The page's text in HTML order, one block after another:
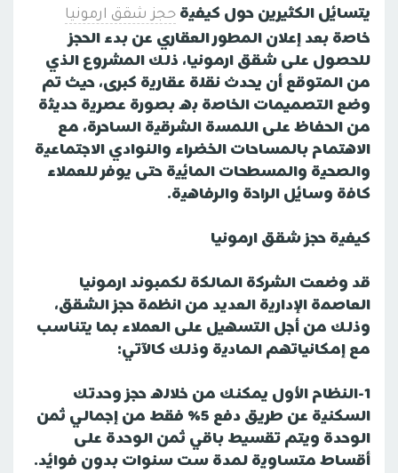
يتسائل الكثيرين حول كيفية حجز شقق ارمونيا
خاصة بعد إعلان المطور العقاري عن بدء الحجز
للحصول على شقق ارمونيا، ذلك المشروع الذي
من المتوقع أن يحدث نقلة عقارية كبرى، حيث تم
وضع التصميمات الخاصة به بصورة عصرية حديثة
من الحفاظ على اللمسة الشرقية الساحرة، مع
الاهتمام بالمساحات الخضراء والنوادي الاجتماعية
والصحية والمسطحات المائية حتى يوفر للعملاء
كافة وسائل الراحة والرفاهية.
كيفية حجز شقق ارمونيا
قد وضعت الشركة المالكة لكمبوند ارمونيا
العاصمة الإدارية العديد من انظمة حجز الشقق،
وذلك من أجل التسهيل على العملاء بما يتناسب
مع إمكانياتهم المادية وذلك كالآتي:
1-النظام الأول يمكنك من خلاله حجز وحدتك
السكنية عن طريق دفع 5% فقط من إجمالي ثمن
الوحدة ويتم تقسيط باقي ثمن الوحدة على
أقساط متساوية لمدة ست سنوات بدون فوائد.